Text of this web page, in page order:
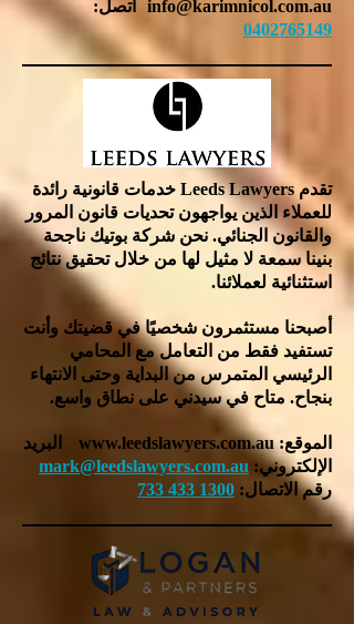
info@karimnicol.com.au
اتصل:
0402765149
تقدم Leeds Lawyers خدمات قانونية رائدة
للعملاء الذين يواجهون تحديات قانون المرور
والقانون الجنائي. نحن شركة بوتيك ناجحة
بنينا سمعة لا مثيل لها من خلال تحقيق نتائج
استثنائية لعملائنا.
أصبحنا مستثمرون شخصيًا في قضيتك وأنت
تستفيد فقط من التعامل مع المحامي
الرئيسي المتمرس من البداية وحتى الانتهاء
بنجاح. متاح في سيدني على نطاق واسع.
الموقع:www.leedslawyers.com.au
البريد
الإلكتروني: mark@leedslawyers.com.au
رقم الاتصال: 1300 433 733